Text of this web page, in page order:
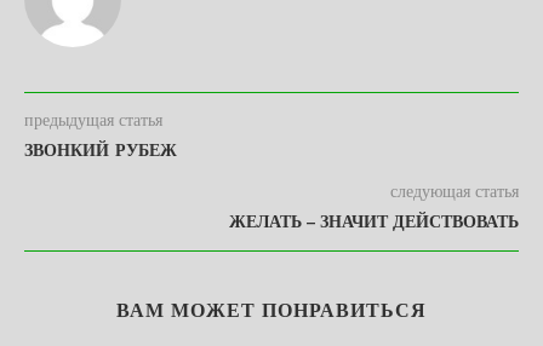
предыдущая статья
ЗВОНКИЙ РУБЕЖ
следующая статья
ЖЕЛАТЬ – ЗНАЧИТ ДЕЙСТВОВАТЬ
ВАМ МОЖЕТ ПОНРАВИТЬСЯ